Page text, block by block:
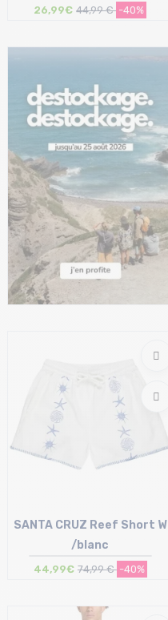
26,99€ 44,99 € -40%
S | M
SANTA CRUZ Reef Short W
/blanc
44,99€ 74,99 € -40%